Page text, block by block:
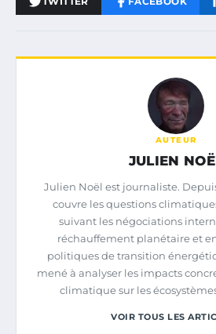
AUTEUR
JULIEN
Julien Noël est journaliste.
couvre les questions
suivant les négociations
réchauffement planétaire et
politiques de transition
mené à analyser les impacts
climatique sur les
VOIR TOUS LES